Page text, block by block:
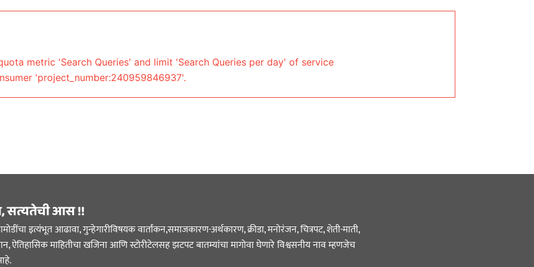
metric 'Search Queries' and limit 'Search Queries per day' of service
'project_number:240959846937'.
सत्यतेची आस !!
इत्यंभूत आढावा, गुन्हेगारीविषयक वार्तांकन,समाजकारण-अर्थकारण, क्रीडा, मनोरंजन, चित्रपट, शेती-माती,
ऐतिहासिक माहितीचा खजिना आणि स्टोरीटेलसह झटपट बातम्यांचा मागोवा घेणारे विश्वसनीय नाव म्हणजेच